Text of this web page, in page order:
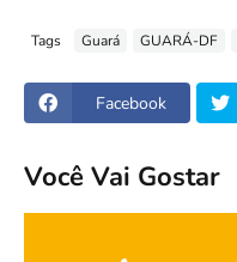
Tags Guará GUARÁ-DF
Facebook
Você Vai Gostar